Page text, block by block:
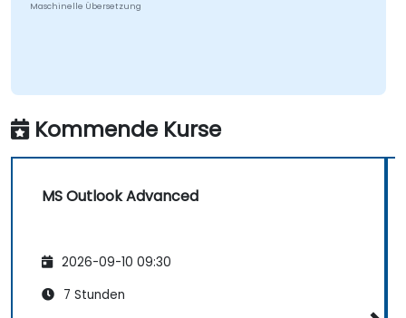
Maschinelle Übersetzung
Kommende Kurse
MS Outlook Advanced
2026-09-10 09:30
7 Stunden